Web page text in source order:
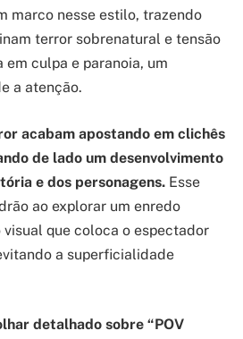
marco nesse estilo, trazendo
terror sobrenatural e tensão
culpa e paranoia, um
a atenção.
acabam apostando em clichês
de lado um desenvolvimento
e dos personagens. Esse
ao explorar um enredo
que coloca o espectador
a superficialidade
detalhado sobre “POV